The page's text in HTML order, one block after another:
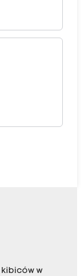
kibiców w